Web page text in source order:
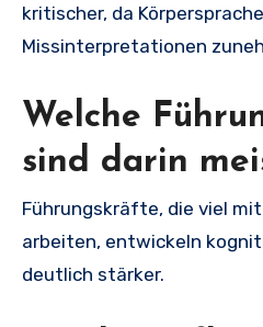
kritischer, da
Missinterpretationen
Welche
sind darin
Führungskräfte, die viel
arbeiten, entwickeln
deutlich stärker.